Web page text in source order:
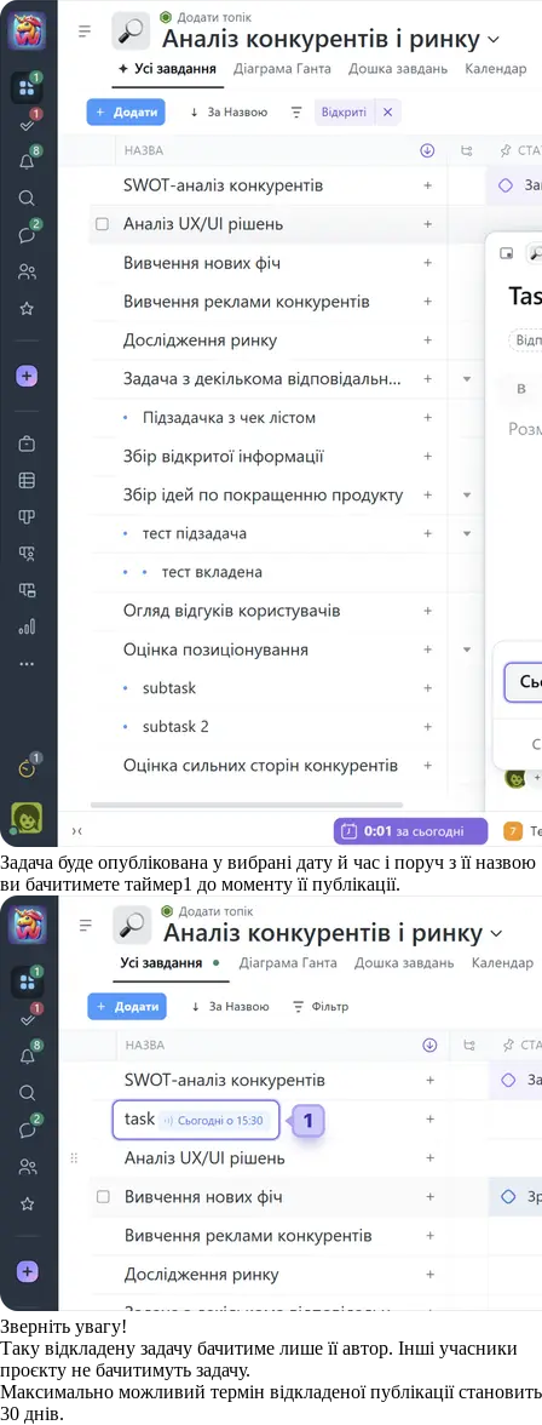
Задача буде опублікована у вибрані дату й час і поруч з її назвою
ви бачитимете таймер1 до моменту її публікації.
Зверніть увагу!
Таку відкладену задачу бачитиме лише її автор. Інші учасники
проєкту не бачитимуть задачу.
Максимально можливий термін відкладеної публікації становить
30 днів.